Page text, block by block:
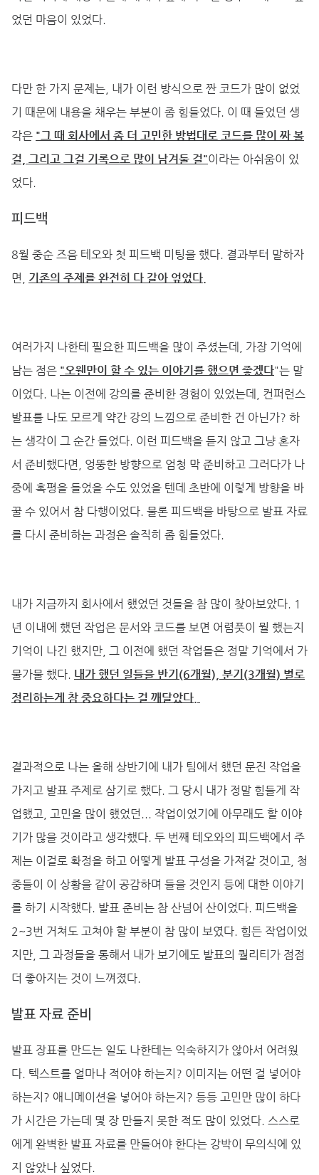
었던 마음이 있었다.
다만 한 가지 문제는, 내가 이런 방식으로 짠 코드가 많이 없었
기 때문에 내용을 채우는 부분이 좀 힘들었다. 이 때 들었던 생
각은 "그 때 회사에서 좀 더 고민한 방법대로 코드를 많이 짜 볼
걸, 그리고 그걸 기록으로 많이 남겨둘 걸"이라는 아쉬움이 있
었다.
피드백
8월 중순 즈음 테오와 첫 피드백 미팅을 했다. 결과부터 말하자
면, 기존의 주제를 완전히 다 갈아 엎었다.
여러가지 나한테 필요한 피드백을 많이 주셨는데, 가장 기억에
남는 점은 "오웬만이 할 수 있는 이야기를 했으면 좋겠다"는 말
이었다. 나는 이전에 강의를 준비한 경험이 있었는데, 컨퍼런스
발표를 나도 모르게 약간 강의 느낌으로 준비한 건 아닌가? 하
는 생각이 그 순간 들었다. 이런 피드백을 듣지 않고 그냥 혼자
서 준비했다면, 엉뚱한 방향으로 엄청 막 준비하고 그러다가 나
중에 혹평을 들었을 수도 있었을 텐데 초반에 이렇게 방향을 바
꿀 수 있어서 참 다행이었다. 물론 피드백을 바탕으로 발표 자료
를 다시 준비하는 과정은 솔직히 좀 힘들었다.
내가 지금까지 회사에서 했었던 것들을 참 많이 찾아보았다. 1
년 이내에 했던 작업은 문서와 코드를 보면 어렴풋이 뭘 했는지
기억이 나긴 했지만, 그 이전에 했던 작업들은 정말 기억에서 가
물가물 했다. 내가 했던 일들을 반기(6개월), 분기(3개월) 별로
정리하는게 참 중요하다는 걸 깨달았다.
결과적으로 나는 올해 상반기에 내가 팀에서 했던 문진 작업을
가지고 발표 주제로 삼기로 했다. 그 당시 내가 정말 힘들게 작
업했고, 고민을 많이 했었던... 작업이었기에 아무래도 할 이야
기가 많을 것이라고 생각했다. 두 번째 테오와의 피드백에서 주
제는 이걸로 확정을 하고 어떻게 발표 구성을 가져갈 것이고, 청
중들이 이 상황을 같이 공감하며 들을 것인지 등에 대한 이야기
를 하기 시작했다. 발표 준비는 참 산넘어 산이었다. 피드백을
2~3번 거쳐도 고쳐야 할 부분이 참 많이 보였다. 힘든 작업이었
지만, 그 과정들을 통해서 내가 보기에도 발표의 퀄리티가 점점
더 좋아지는 것이 느껴졌다.
발표 자료 준비
발표 장표를 만드는 일도 나한테는 익숙하지가 않아서 어려웠
다. 텍스트를 얼마나 적어야 하는지? 이미지는 어떤 걸 넣어야
하는지? 애니메이션을 넣어야 하는지? 등등 고민만 많이 하다
가 시간은 가는데 몇 장 만들지 못한 적도 많이 있었다. 스스로
에게 완벽한 발표 자료를 만들어야 한다는 강박이 무의식에 있
지 않았나 싶었다.